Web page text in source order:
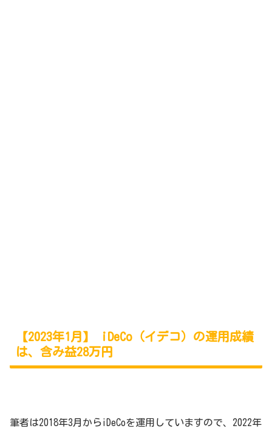
【2023年1月】 iDeCo（イデコ）の運用成績
は、含み益28万円
筆者は2018年3月からiDeCoを運用していますので、2022年